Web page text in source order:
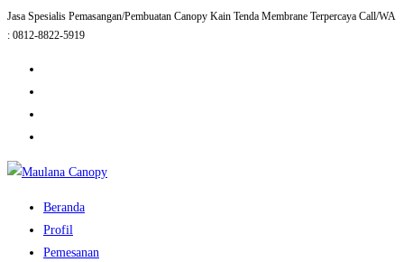
Skip
to
Jasa Spesialis Pemasangan/Pembuatan Canopy Kain Tenda Membrane Terpercaya Call/WA
: 0812-8822-5919
Beranda
Profil
Pemesanan